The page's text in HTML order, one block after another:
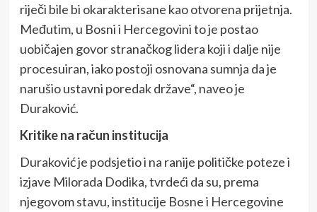
riječi bile bi okarakterisane kao otvorena prijetnja.
Međutim, u Bosni i Hercegovini to je postao
uobičajen govor stranačkog lidera koji i dalje nije
procesuiran, iako postoji osnovana sumnja da je
narušio ustavni poredak države“, naveo je
Duraković.
Kritike na račun institucija
Duraković je podsjetio i na ranije političke poteze i
izjave Milorada Dodika, tvrdeći da su, prema
njegovom stavu, institucije Bosne i Hercegovine